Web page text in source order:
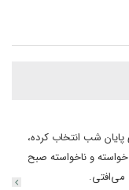
شب انتخاب کرده،
و ناخواسته صبح
می‌افتی.